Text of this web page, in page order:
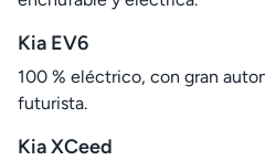
Kia EV6
100 % eléctrico, con gran
futurista.
Kia XCeed